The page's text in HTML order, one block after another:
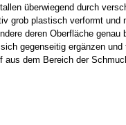
überwiegend durch
grob plastisch verformt
deren Oberfläche
gegenseitig ergänzen
dem Bereich der